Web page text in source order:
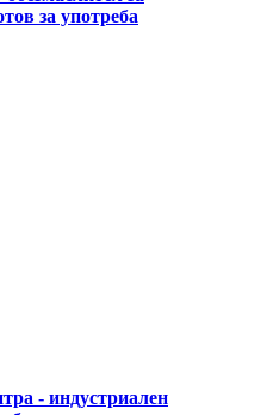
за употреба
- индустриален